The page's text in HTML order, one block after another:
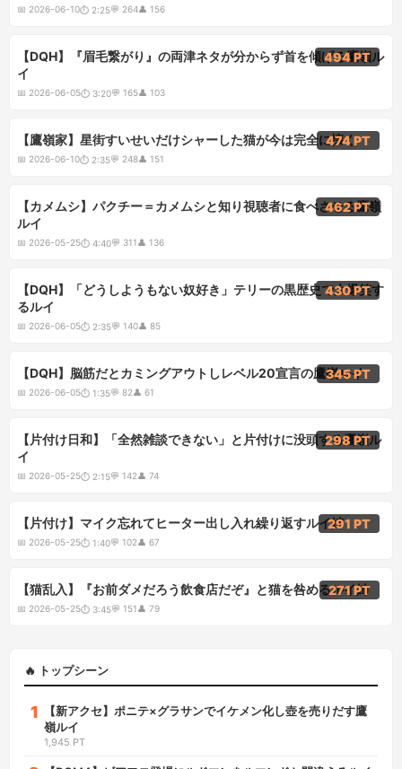
📅 2026-06-10⏱ 2:25💬 264👤 156
3:20
【DQH】『眉毛繋がり』の両津ネタが分からず首を傾げる鷹嶺ル
イ
📅 2026-06-05⏱ 3:20💬 165👤 103
494 PT
2:35
【鷹嶺家】星街すいせいだけシャーした猫が今は完全に懐く
📅 2026-06-10⏱ 2:35💬 248👤 151
474 PT
4:40
【カメムシ】パクチー＝カメムシと知り視聴者に食べさせる鷹嶺
ルイ
📅 2026-05-25⏱ 4:40💬 311👤 136
462 PT
2:35
【DQH】「どうしようもない奴好き」テリーの黒歴史で大爆笑す
るルイ
📅 2026-06-05⏱ 2:35💬 140👤 85
430 PT
1:35
【DQH】脳筋だとカミングアウトしレベル20宣言の鷹嶺ルイ
📅 2026-06-05⏱ 1:35💬 82👤 61
345 PT
2:15
【片付け日和】「全然雑談できない」と片付けに没頭する鷹嶺ル
イ
📅 2026-05-25⏱ 2:15💬 142👤 74
298 PT
1:40
【片付け】マイク忘れてヒーター出し入れ繰り返すルイ姉
📅 2026-05-25⏱ 1:40💬 102👤 67
291 PT
3:45
【猫乱入】『お前ダメだろう飲食店だぞ』と猫を咎めるルイ姉
📅 2026-05-25⏱ 3:45💬 151👤 79
271 PT
🔥 トップシーン
1
【新アクセ】ポニテ×グラサンでイケメン化し壺を売りだす鷹
嶺ルイ
1,945 PT